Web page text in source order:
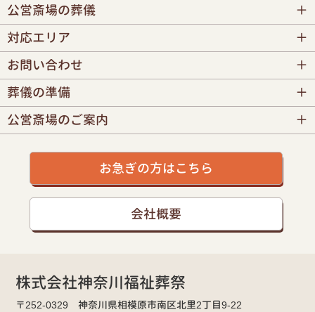
公営斎場の葬儀
対応エリア
お問い合わせ
葬儀の準備
公営斎場のご案内
お急ぎの方はこちら
会社概要
株式会社神奈川福祉葬祭
〒252-0329 神奈川県相模原市南区北里2丁目9-22